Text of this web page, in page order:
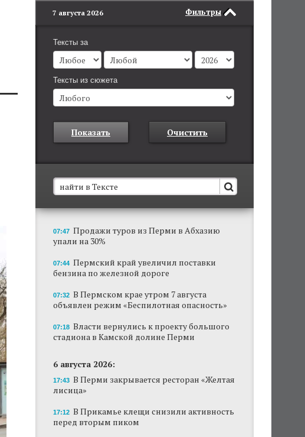
Фильтры
7 августа 2026
Тексты за
Тексты из сюжета
Показать Очистить
В Пермском крае установят новые станции
обнаружения беспилотников
Они используются для обнаружения и
отслеживания БПЛА в воздухе.
Продажи туров из Перми в Абхазию упали
на 30%
стадиона в Камской долине Перми
лисица»
В Перми в пустой чаше бассейна пройдет
театральный фестиваль
В Перми туристические объекты начали
оформление сертификатов для китайцев
07:47 Продажи туров из Перми в Абхазию
упали на 30%
07:44 Пермский край увеличил поставки
бензина по железной дороге
07:32 В Пермском крае утром 7 августа
объявлен режим «Беспилотная опасность»
07:18 Власти вернулись к проекту большого
стадиона в Камской долине Перми
6 августа 2026:
17:43 В Перми закрывается ресторан «Желтая
лисица»
17:12 В Прикамье клещи снизили активность
перед вторым пиком